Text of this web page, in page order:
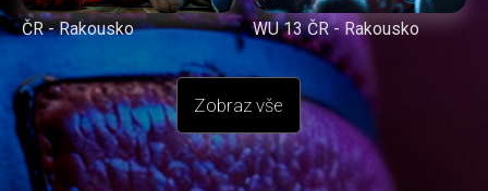
ČR - Rakousko WU 13 ČR - Rakousko
Zobraz vše